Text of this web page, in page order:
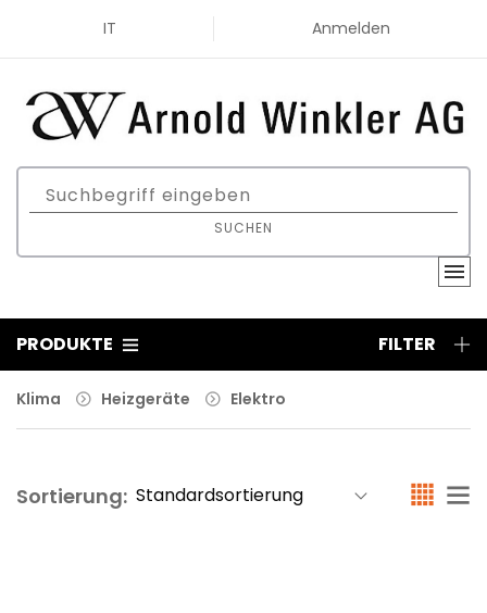
IT Anmelden
SUCHEN
PRODUKTE FILTER
Klima Heizgeräte Elektro
Sortierung: